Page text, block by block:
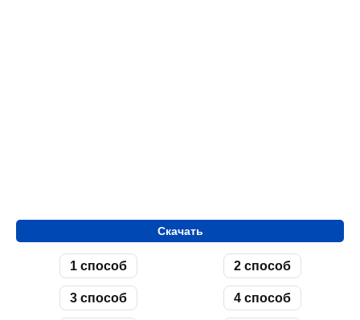
Скачать
1 способ 2 способ
3 способ 4 способ